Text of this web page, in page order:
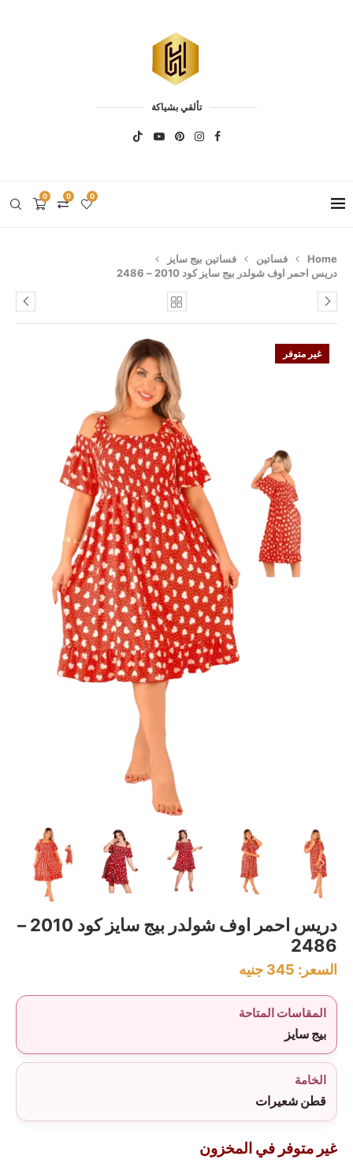
تألقي بشياكة
0 0 0
Home فساتين
فساتين بيج سايز
دريس احمر اوف شولدر بيج سايز كود 2010 – 2486
غير متوفر
دريس احمر اوف شولدر بيج سايز كود 2010 –
2486
السعر: 345 جنيه
المقاسات المتاحة
بيج سايز
الخامة
قطن شعيرات
غير متوفر في المخزون